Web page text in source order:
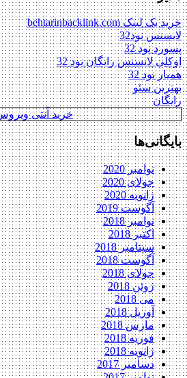
خرید بک لینک behtarinbacklink.com
لایسنس نود32
پسورد نود 32
اوکلی لایسنس رایگان نود 32
همیار نود 32
بهترین سئو
رایگان
خرید آنتی ویروس
بایگانی‌ها
نوامبر 2020
جولای 2020
ژانویه 2020
آگوست 2019
نوامبر 2018
اکتبر 2018
سپتامبر 2018
آگوست 2018
جولای 2018
ژوئن 2018
می 2018
آوریل 2018
مارس 2018
فوریه 2018
ژانویه 2018
دسامبر 2017